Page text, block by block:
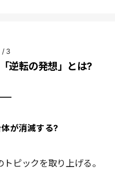
/ 3
逆転の発想」とは?
が消滅する?
ピックを取り上げる。